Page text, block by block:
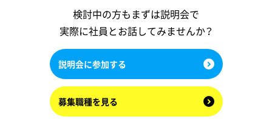
検討中の方もまずは説明会で
実際に社員とお話してみませんか？
説明会に参加する
募集職種を見る